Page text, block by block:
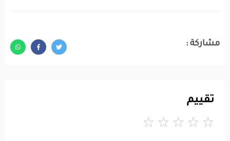
مشاركة :
تقييم